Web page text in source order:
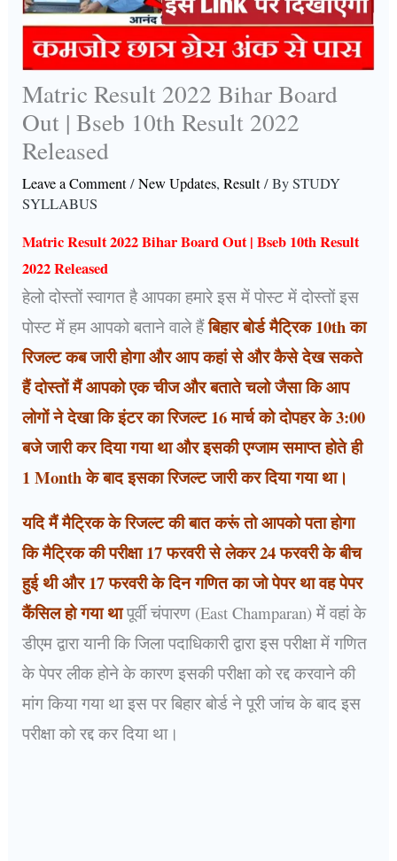
Matric Result 2022 Bihar Board
Out | Bseb 10th Result 2022
Released
Leave a Comment/New Updates,Result/ BySTUDY
SYLLABUS
Matric Result 2022 Bihar Board Out | Bseb 10th Result
2022 Released
हेलो दोस्तों स्वागत है आपका हमारे इस में पोस्ट में दोस्तों इस
पोस्ट में हम आपको बताने वाले हैंबिहार बोर्ड मैट्रिक 10th का
रिजल्ट कब जारी होगा और आप कहां से और कैसे देख सकते
हैं दोस्तों मैं आपको एक चीज और बताते चलो जैसा कि आप
लोगों ने देखा कि इंटर का रिजल्ट 16 मार्च को दोपहर के 3:00
बजे जारी कर दिया गया था और इसकी एग्जाम समाप्त होते ही
1 Month के बाद इसका रिजल्ट जारी कर दिया गया था।
यदि मैं मैट्रिक के रिजल्ट की बात करूं तो आपको पता होगा
कि मैट्रिक की परीक्षा 17 फरवरी से लेकर 24 फरवरी के बीच
हुई थी और 17 फरवरी के दिन गणित का जो पेपर था वह पेपर
कैंसिल हो गया था पूर्वी चंपारण (East Champaran) में वहां के
डीएम द्वारा यानी कि जिला पदाधिकारी द्वारा इस परीक्षा में गणित
के पेपर लीक होने के कारण इसकी परीक्षा को रद्द करवाने की
मांग किया गया था इस पर बिहार बोर्ड ने पूरी जांच के बाद इस
परीक्षा को रद्द कर दिया था।